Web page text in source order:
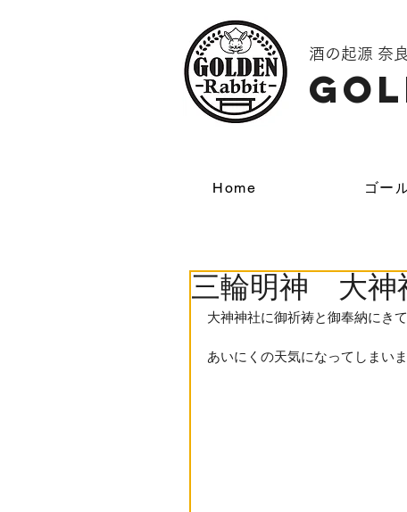
酒の起源 奈
Home ゴー
三輪明神 大神
大神神社に御祈祷と御奉納にきて
あいにくの天気になってしまい